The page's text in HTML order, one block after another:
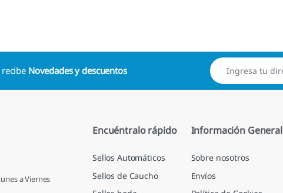
recibe Novedades y descuentos
a Viernes
Encuéntralo rápido
Sellos Automáticos
Sellos de Caucho
Información General
Sobre nosotros
Envíos